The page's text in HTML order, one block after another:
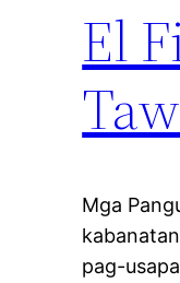
El
Mga
pag-